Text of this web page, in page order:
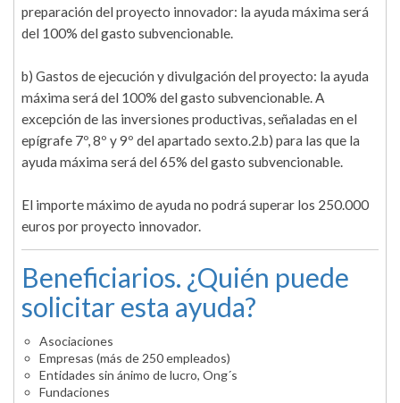
preparación del proyecto innovador: la ayuda máxima será
del 100% del gasto subvencionable.
b) Gastos de ejecución y divulgación del proyecto: la ayuda
máxima será del 100% del gasto subvencionable. A
excepción de las inversiones productivas, señaladas en el
epígrafe 7º, 8º y 9º del apartado sexto.2.b) para las que la
ayuda máxima será del 65% del gasto subvencionable.
El importe máximo de ayuda no podrá superar los 250.000
euros por proyecto innovador.
Beneficiarios. ¿Quién puede
solicitar esta ayuda?
Asociaciones
Empresas (más de 250 empleados)
Entidades sin ánimo de lucro, Ong´s
Fundaciones